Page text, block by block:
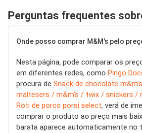
Perguntas frequentes
Onde posso comprar M&M's pelo
Nesta página, pode comparar os
em diferentes redes, como Pingo
procura de Snack de chocolate m&m's
maltesers / m&m's / twix / snickers /
Roti de porco porsi select, verá de
comprar o produto ao preço mais
barata aparece automaticamente no